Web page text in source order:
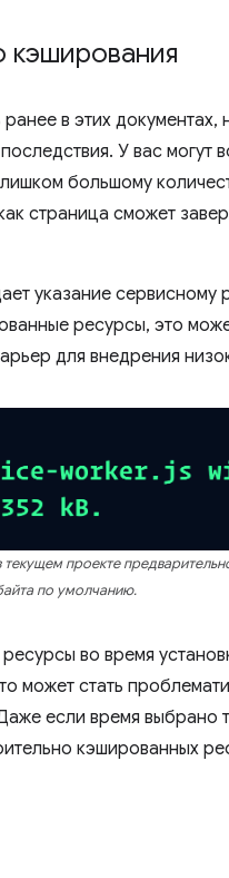
кэширования
в этих документах,
У вас могут
большому
страница сможет
указание сервисному
ресурсы, это
для внедрения
проекте
по умолчанию.
во время
может стать
если время выбрано
кэшированных